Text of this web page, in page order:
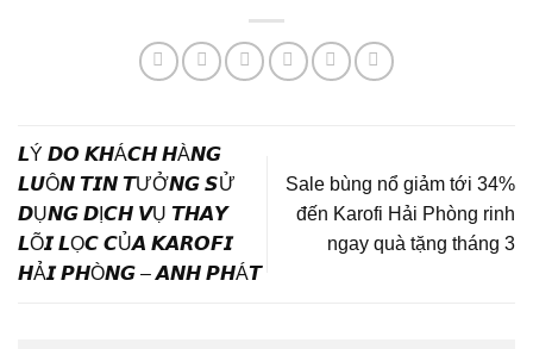
𝙇Ý 𝘿𝙊 𝙆𝙃Á𝘾𝙃 𝙃À𝙉𝙂
𝙇𝙐Ô𝙉 𝙏𝙄𝙉 𝙏ƯỞ𝙉𝙂 𝙎Ử
𝘿Ụ𝙉𝙂 𝘿Ị𝘾𝙃 𝙑Ụ 𝙏𝙃𝘼𝙔
𝙇Õ𝙄 𝙇Ọ𝘾 𝘾Ủ𝘼 𝙆𝘼𝙍𝙊𝙁𝙄
𝙃Ả𝙄 𝙋𝙃Ò𝙉𝙂 – 𝘼𝙉𝙃 𝙋𝙃Á𝙏
Sale bùng nổ giảm tới 34%
đến Karofi Hải Phòng rinh
ngay quà tặng tháng 3